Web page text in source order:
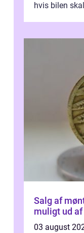
hvis bilen
Salg af mønter sådan får
muligt ud
03 august